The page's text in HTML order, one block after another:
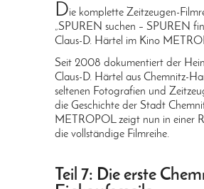
Die komplette Zeitzeugen-
„SPUREN suchen – SPUREN
Claus-D. Härtel im Kino
Seit 2008 dokumentiert der
Claus-D. Härtel aus Chemnitz-
seltenen Fotografien und
die Geschichte der Stadt
METROPOL zeigt nun in einer
die vollständige Filmreihe.
Teil 7: Die erste